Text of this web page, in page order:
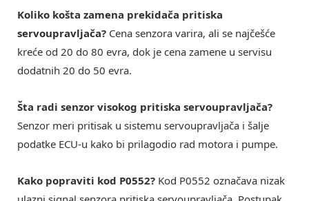
Koliko košta zamena prekidača pritiska
servoupravljača? Cena senzora varira, ali se najčešće
kreće od 20 do 80 evra, dok je cena zamene u servisu
dodatnih 20 do 50 evra.
Šta radi senzor visokog pritiska servoupravljača?
Senzor meri pritisak u sistemu servoupravljača i šalje
podatke ECU-u kako bi prilagodio rad motora i pumpe.
Kako popraviti kod P0552? Kod P0552 označava nizak